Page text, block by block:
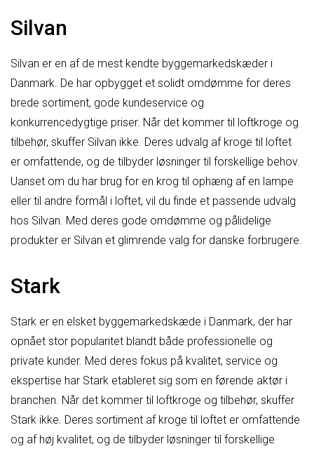
Silvan
Silvan er en af de mest kendte byggemarkedskæder i
Danmark. De har opbygget et solidt omdømme for deres
brede sortiment, gode kundeservice og
konkurrencedygtige priser. Når det kommer til loftkroge og
tilbehør, skuffer Silvan ikke. Deres udvalg af kroge til loftet
er omfattende, og de tilbyder løsninger til forskellige behov.
Uanset om du har brug for en krog til ophæng af en lampe
eller til andre formål i loftet, vil du finde et passende udvalg
hos Silvan. Med deres gode omdømme og pålidelige
produkter er Silvan et glimrende valg for danske forbrugere.
Stark
Stark er en elsket byggemarkedskæde i Danmark, der har
opnået stor popularitet blandt både professionelle og
private kunder. Med deres fokus på kvalitet, service og
ekspertise har Stark etableret sig som en førende aktør i
branchen. Når det kommer til loftkroge og tilbehør, skuffer
Stark ikke. Deres sortiment af kroge til loftet er omfattende
og af høj kvalitet, og de tilbyder løsninger til forskellige